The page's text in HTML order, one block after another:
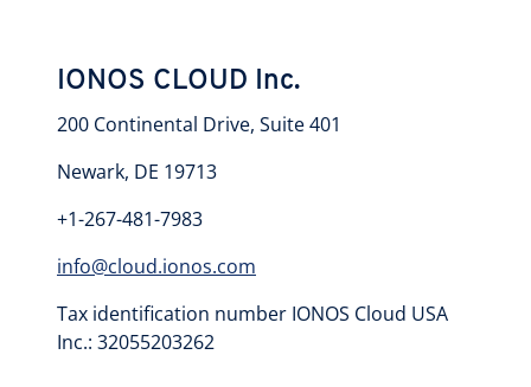
IONOS CLOUD Inc.
200 Continental Drive, Suite 401
Newark, DE 19713
+1-267-481-7983
info@cloud.ionos.com
Tax identification number IONOS Cloud USA
Inc.: 32055203262